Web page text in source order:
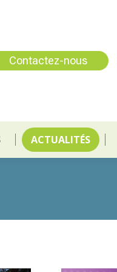
Contactez-nous
ACTUALITÉS